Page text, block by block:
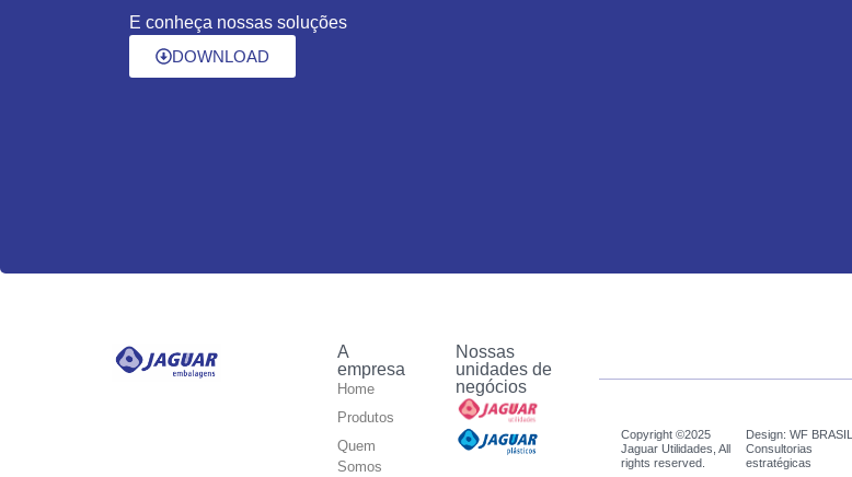
E conheça nossas soluções
DOWNLOAD
A
empresa
Home
Produtos
Quem
Somos
Nossas
unidades de
negócios
Copyright ©2025
Jaguar Utilidades, All
rights reserved.
Design: WF BRASIL
Consultorias
estratégicas